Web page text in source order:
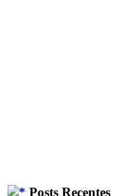
Posts Recentes